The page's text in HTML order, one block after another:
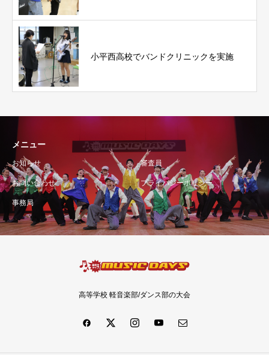
小平西高校でバンドクリニックを実施
メニュー
お知らせ 審査員
お問い合わせ プライバシーポリシー
事務局
高等学校 軽音楽部/ダンス部の大会